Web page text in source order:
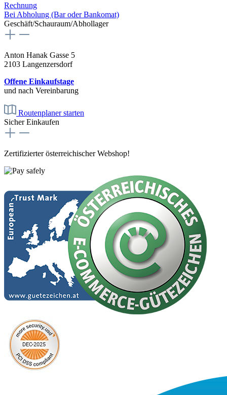
Rechnung
Bei Abholung (Bar oder Bankomat)
Geschäft/Schauraum/Abhollager
Anton Hanak Gasse 5
2103 Langenzersdorf
Offene Einkaufstage
und nach Vereinbarung
Routenplaner starten
Sicher Einkaufen
Zertifizierter österreichischer Webshop!